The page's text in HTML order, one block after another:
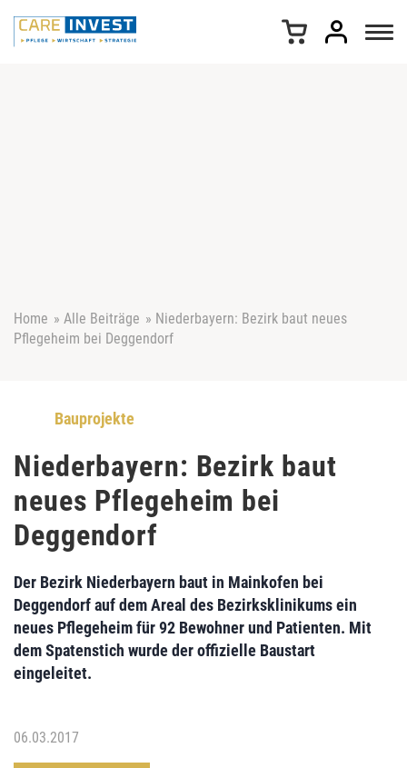
Home » Alle Beiträge » Niederbayern: Bezirk baut neues
Pflegeheim bei Deggendorf
Bauprojekte
Niederbayern: Bezirk baut
neues Pflegeheim bei
Deggendorf
Der Bezirk Niederbayern baut in Mainkofen bei
Deggendorfauf dem Areal des Bezirksklinikumsein
neues Pflegeheimfür 92 Bewohner und Patienten. Mit
dem Spatenstich wurde der offizielle Baustart
eingeleitet.
06.03.2017